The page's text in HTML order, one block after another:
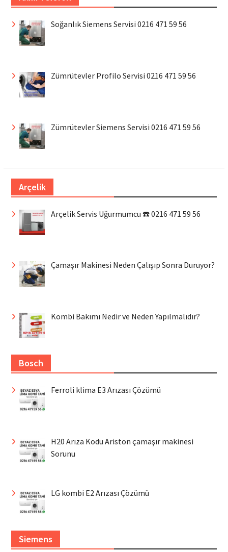
Soğanlık Siemens Servisi 0216 471 59 56
Zümrütevler Profilo Servisi 0216 471 59 56
Zümrütevler Siemens Servisi 0216 471 59 56
Arçelik
Arçelik Servis Uğurmumcu ☎️ 0216 471 59 56
Çamaşır Makinesi Neden Çalışıp Sonra Duruyor?
Kombi Bakımı Nedir ve Neden Yapılmalıdır?
Bosch
Ferroli klima E3 Arızası Çözümü
H20 Arıza Kodu Ariston çamaşır makinesi
Sorunu
LG kombi E2 Arızası Çözümü
Siemens